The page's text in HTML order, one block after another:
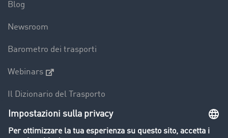
Blog
Newsroom
Barometro dei trasporti
Webinars
Il Dizionario del Trasporto
Panoramica della borsa di carichi